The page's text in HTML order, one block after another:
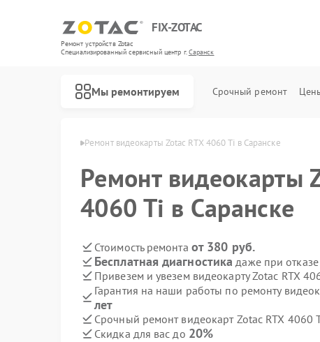
FIX-ZOTAC
Ремонт устройств Zotac
Специализированный cервисный центр г.Саранск
Мы ремонтируем Срочный ремонт
Zotac в Саранске Ремонт видеокарты Zotac RTX 4060 Ti в Саранске
Ремонт видеокарты
4060 Ti в Саранске
Стоимость ремонта от 380 руб.
Бесплатная диагностика даже при отказе
Привезем и увезем видеокарту Zotac RTX
Гарантия на наши работы по ремонту
лет
Срочный ремонт видеокарт Zotac RTX 4060
Скидка для вас до 20%